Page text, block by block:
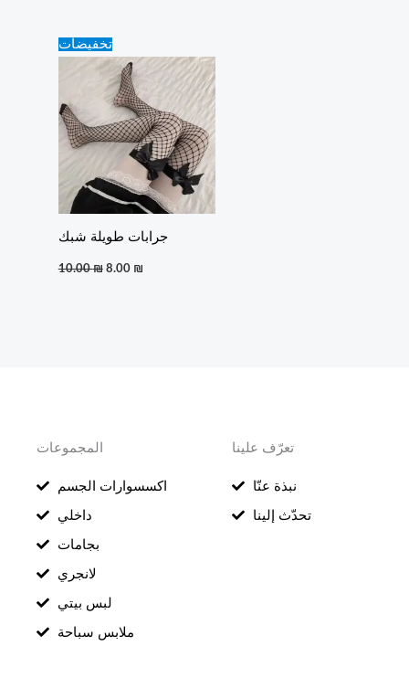
تخفيضات
جرابات طويلة شبك
10.00₪
Original
price
was:
10.00 ₪.
8.00 ₪
price
8.00 ₪.
المجموعات
اكسسوارات الجسم
داخلي
بجامات
لانجري
لبس بيتي
ملابس سباحة
تعرّف علينا
نبذة عنّا
تحدّث إلينا